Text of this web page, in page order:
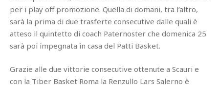
per i play off promozione. Quella di domani, tra l’altro,
sarà la prima di due trasferte consecutive dalle quali è
atteso il quintetto di coach Paternoster che domenica 25
sarà poi impegnata in casa del Patti Basket.
Grazie alle due vittorie consecutive ottenute a Scauri e
con la Tiber Basket Roma la Renzullo Lars Salerno è